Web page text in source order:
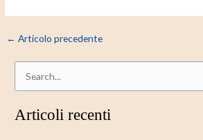
← Articolo precedente
rArticoli recenti